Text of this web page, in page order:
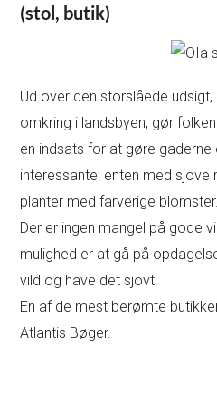
(stol, butik)
Ud over den storslåede
omkring i landsbyen, gør
en indsats for at gøre gaderne
interessante: enten med
planter med farverige blomster.
Der er ingen mangel på gode
mulighed er at gå på
vild og have det sjovt.
En af de mest berømte
Atlantis Bøger.